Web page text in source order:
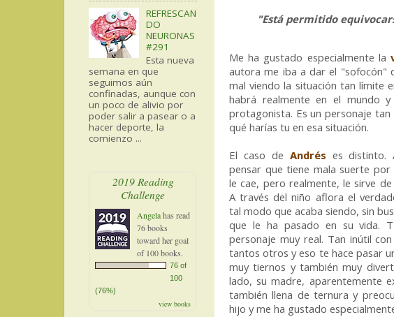
"Está permitido
Me ha gustado especialmente la
autora me iba a dar el "sofocón"
mal viendo la situación tan límite
habrá realmente en el mundo
protagonista. Es un personaje
qué harías tu en esa situación.
El caso de Andrés es distinto.
pensar que tiene mala suerte por
le cae, pero realmente, le sirve
A través del niño aflora el
tal modo que acaba siendo, sin
que le ha pasado en su vida.
personaje muy real. Tan inútil
tantos otros y eso te hace pasar
muy tiernos y también muy
lado, su madre, aparentemente
también llena de ternura y
hijo y me ha gustado
REFRESCAN
DO
NEURONAS
#291
Esta nueva
semana en que
seguimos aún
confinadas, aunque con
un poco de alivio por
poder salir a pasear o a
hacer deporte, la
comienzo ...
2019 Reading
Challenge
Angelahas read
76 books
toward her goal
of 100 books.
76 of
100
(76%)
view books